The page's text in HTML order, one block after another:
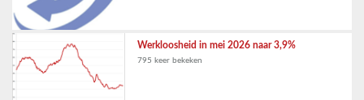
Werkloosheid in mei 2026 naar 3,9%
795 keer bekeken